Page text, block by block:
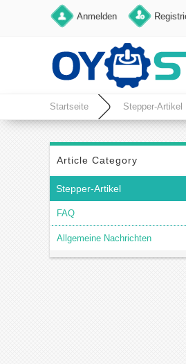
Anmelden
Startseite Stepper-Artikel
Article Category
Stepper-Artikel
FAQ
Allgemeine Nachrichten